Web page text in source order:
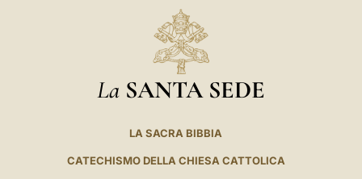
La SANTA SEDE
LA SACRA BIBBIA
CATECHISMO DELLA CHIESA CATTOLICA